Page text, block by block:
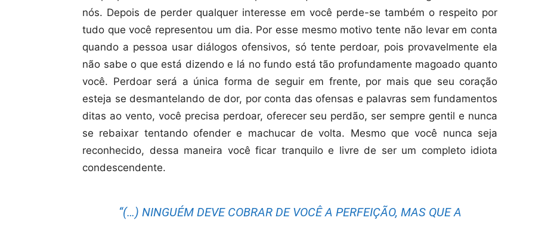
nós. Depois de perder qualquer interesse em você perde-se também o respeito por
tudo que você representou um dia. Por esse mesmo motivo tente não levar em conta
quando a pessoa usar diálogos ofensivos, só tente perdoar, pois provavelmente ela
não sabe o que está dizendo e lá no fundo está tão profundamente magoado quanto
você. Perdoar será a única forma de seguir em frente, por mais que seu coração
esteja se desmantelando de dor, por conta das ofensas e palavras sem fundamentos
ditas ao vento, você precisa perdoar, oferecer seu perdão, ser sempre gentil e nunca
se rebaixar tentando ofender e machucar de volta. Mesmo que você nunca seja
reconhecido, dessa maneira você ficar tranquilo e livre de ser um completo idiota
condescendente.
“(…) NINGUÉM DEVE COBRAR DE VOCÊ A PERFEIÇÃO, MAS QUE A